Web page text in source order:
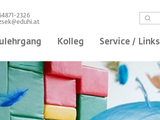
2326
Suche
Kolleg Service / Links